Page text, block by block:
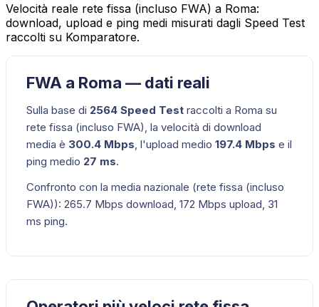
Velocità reale rete fissa (incluso FWA) a Roma:
download, upload e ping medi misurati dagli Speed Test
raccolti su Komparatore.
FWA a Roma — dati reali
Sulla base di 2564 Speed Test raccolti a Roma su
rete fissa (incluso FWA), la velocità di download
media è 300.4 Mbps, l'upload medio 197.4 Mbps e il
ping medio 27 ms.
Confronto con la media nazionale (rete fissa (incluso
FWA)): 265.7 Mbps download, 172 Mbps upload, 31
ms ping.